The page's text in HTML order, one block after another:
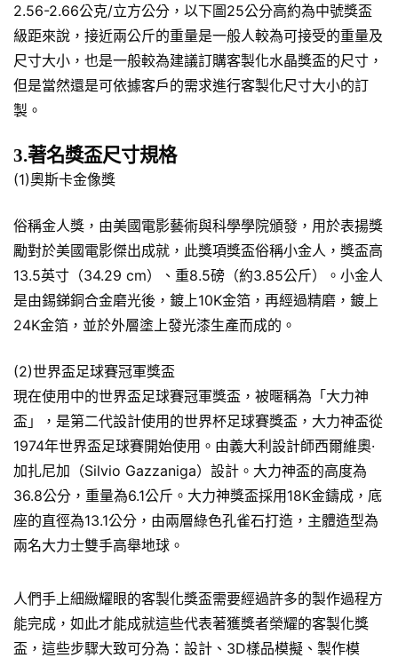
2.56-2.66公克/立方公分，以下圖25公分高約為中號獎盃
級距來說，接近兩公斤的重量是一般人較為可接受的重量及
尺寸大小，也是一般較為建議訂購客製化水晶獎盃的尺寸，
但是當然還是可依據客戶的需求進行客製化尺寸大小的訂
製。
3.著名獎盃尺寸規格
(1)奧斯卡金像獎
俗稱金人獎，由美國電影藝術與科學學院頒發，用於表揚獎
勵對於美國電影傑出成就，此獎項獎盃俗稱小金人，獎盃高
13.5英寸（34.29 cm）、重8.5磅（約3.85公斤）。小金人
是由錫銻銅合金磨光後，鍍上10K金箔，再經過精磨，鍍上
24K金箔，並於外層塗上發光漆生產而成的。
(2)世界盃足球賽冠軍獎盃
現在使用中的世界盃足球賽冠軍獎盃，被暱稱為「大力神
盃」，是第二代設計使用的世界杯足球賽獎盃，大力神盃從
1974年世界盃足球賽開始使用。由義大利設計師西爾維奧·
加扎尼加（Silvio Gazzaniga）設計。大力神盃的高度為
36.8公分，重量為6.1公斤。大力神獎盃採用18K金鑄成，底
座的直徑為13.1公分，由兩層綠色孔雀石打造，主體造型為
兩名大力士雙手高舉地球。
人們手上細緻耀眼的客製化獎盃需要經過許多的製作過程方
能完成，如此才能成就這些代表著獲獎者榮耀的客製化獎
盃，這些步驟大致可分為：設計、3D樣品模擬、製作模